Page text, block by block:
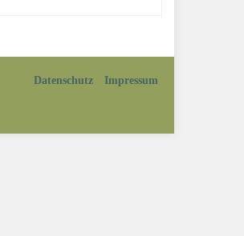
Datenschutz Impressum